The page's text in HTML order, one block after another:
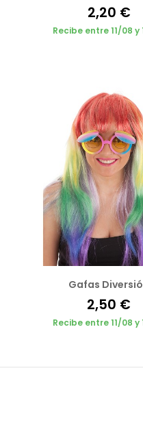
2,20 €
Recibe entre 11/08 y
Gafas
2,50 €
Recibe entre 11/08 y